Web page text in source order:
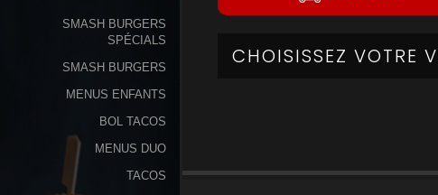
Programme
De
Fidélité
Vos
SMASH BURGERS
SPÉCIALS
SMASH BURGERS
MENUS ENFANTS
BOL TACOS
MENUS DUO
TACOS
KEBAB